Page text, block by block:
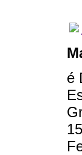
é